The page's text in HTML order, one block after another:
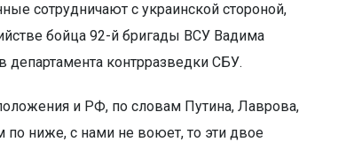
сотрудничают с украинской стороной,
бойца 92-й бригады ВСУ Вадима
департамента контрразведки СБУ.
и РФ, по словам Путина, Лаврова,
по ниже, с нами не воюет, то эти двое